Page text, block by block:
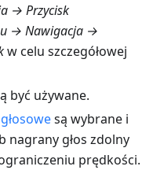
→ Przycisk
→ Nawigacja →
w celu szczegółowej
być używane.
są wybrane i
nagrany głos zdolny
prędkości.